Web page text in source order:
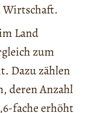
Wirtschaft.
Land
zum
Dazu zählen
deren Anzahl
fache erhöht